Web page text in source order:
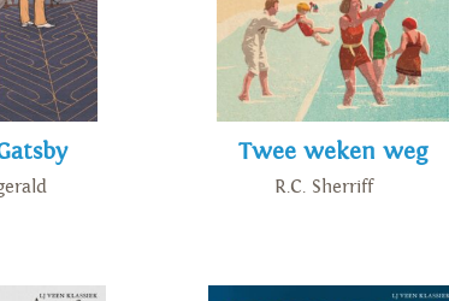
Twee weken weg
R.C. Sherriff